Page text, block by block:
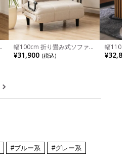
幅100cm 折り畳み式ソファ
ベッド コンパクト リクライ
ニング カウチスタイル 省ス
¥31,900 (税込)
幅110cm
木目調 リ
付き 長方
¥32,800
#ブルー系 #グレー系